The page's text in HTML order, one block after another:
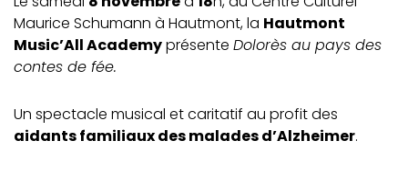
Maurice Schumann à Hautmont, la Hautmont
Music’All Academyprésente Dolorès au pays des
contes de fée.
Un spectacle musical et caritatif au profit des
aidants familiaux des malades d’Alzheimer.